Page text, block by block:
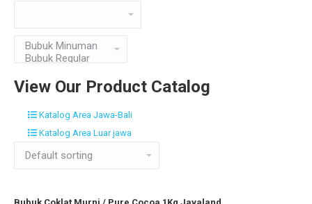
View Our Product Catalog
Katalog Area Jawa-Bali
Katalog Area Luar jawa